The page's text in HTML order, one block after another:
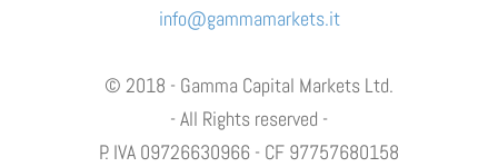
info@gammamarkets.it
© 2018 - Gamma Capital Markets Ltd.
- All Rights reserved -
P. IVA 09726630966 - CF 97757680158